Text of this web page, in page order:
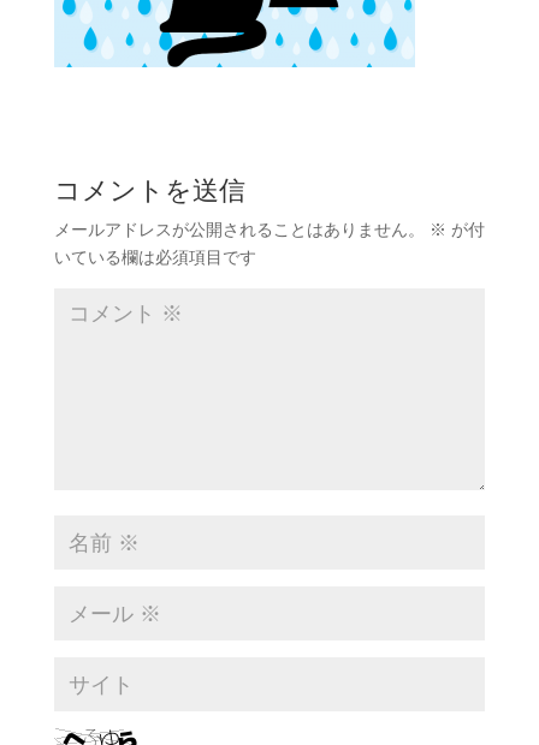
コメントを送信
メールアドレスが公開されることはありません。 ※ が付
いている欄は必須項目です